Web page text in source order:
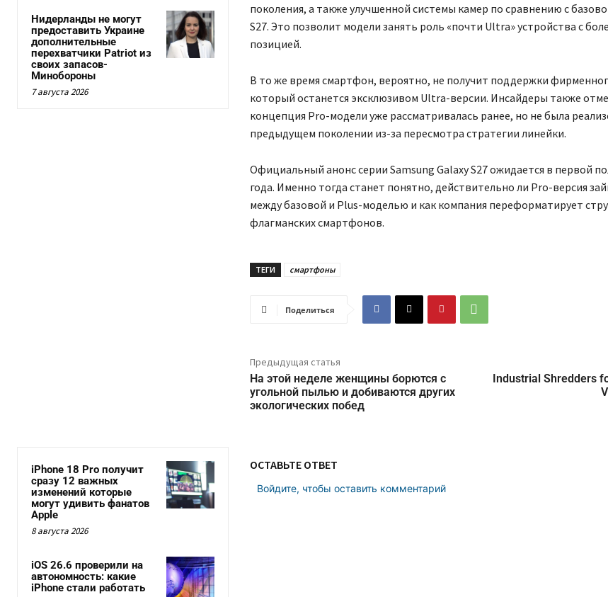
Нидерланды не могут
предоставить Украине
дополнительные
перехватчики Patriot из
своих запасов-
Минобороны
7 августа 2026
поколения, а также улучшенной системы камер по сравнению с
S27. Это позволит модели занять роль «почти Ultra» устройства с
позицией.
В то же время смартфон, вероятно, не получит поддержки
который останется эксклюзивом Ultra-версии. Инсайдеры также
концепция Pro-модели уже рассматривалась ранее, но не была
предыдущем поколении из-за пересмотра стратегии линейки.
Официальный анонс серии Samsung Galaxy S27 ожидается в первой
года. Именно тогда станет понятно, действительно ли Pro-версия
между базовой и Plus-моделью и как компания переформатирует
флагманских смартфонов.
ТЕГИ смартфоны
Поделиться
Предыдущая статья
На этой неделе женщины борются с
угольной пылью и добиваются других
экологических побед
Industrial Shredders
iPhone 18 Pro получит
сразу 12 важных
изменений которые
могут удивить фанатов
Apple
8 августа 2026
iOS 26.6 проверили на
автономность: какие
iPhone стали работать
ОСТАВЬТЕ ОТВЕТ
Войдите, чтобы оставить комментарий